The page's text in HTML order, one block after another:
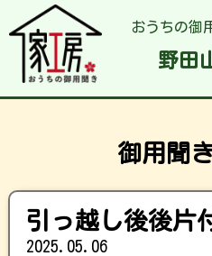
おうちの御
野田
御用聞
引っ越し後後片
2025.05.06